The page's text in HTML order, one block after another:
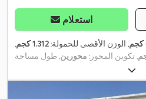
استعلام
, الوزن الأقصى للحمولة:1.312 كجم
,
, تكوين المحور: محورين , طول مساحة
التحميل:
التحميل:8,1 م³ , لون:رمادي, ارتفاع
2.380 مم